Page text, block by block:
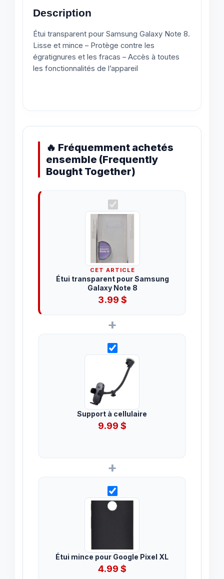
Description
Étui transparent pour Samsung Galaxy Note 8.
Lisse et mince – Protège contre les
égratignures et les fracas – Accès à toutes
les fonctionnalités de l’appareil
🔥 Fréquemment achetés
ensemble (Frequently
Bought Together)
CET ARTICLE
Étui transparent pour Samsung
Galaxy Note 8
3.99$
+
Support à cellulaire
9.99 $
+
Étui mince pour Google Pixel XL
4.99 $